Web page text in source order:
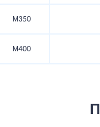
М350
М400